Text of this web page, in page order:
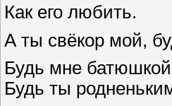
Как его любить.
А ты свёкор мой,
Будь мне
Будь ты